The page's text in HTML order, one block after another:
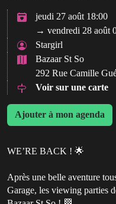
jeudi 27 août 18:00
→ vendredi 28 août
Stargirl
Bazaar St So
292 Rue Camille
Voir sur une carte
Ajouter à mon agenda
WE’RE BACK ! 🌟
Après une belle aventure
Garage, les viewing parties